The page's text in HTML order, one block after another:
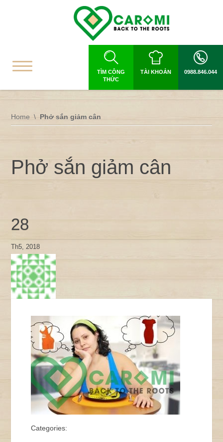
TÌM CÔNG
THỨC
TÀI KHOẢN 0988.846.044
Home Phở sắn giảm cân
Phở sắn giảm cân
28
Th5, 2018
Categories: